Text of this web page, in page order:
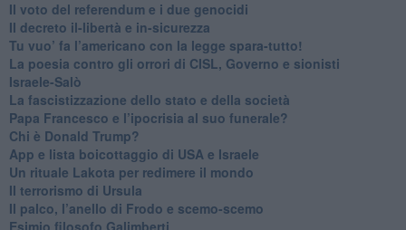
​Il voto del referendum e i due genocidi
Il decreto il-libertà e in-sicurezza
Tu vuo’ fa l’americano con la legge spara-tutto!
La poesia contro gli orrori di CISL, Governo e sionisti
Israele-Salò
​La fascistizzazione dello stato e della società
Papa Francesco e l’ipocrisia al suo funerale?
​Chi è Donald Trump?
App e lista boicottaggio di USA e Israele
​Un rituale Lakota per redimere il mondo
Il terrorismo di Ursula
​Il palco, l’anello di Frodo e scemo-scemo
Esimio filosofo Galimberti